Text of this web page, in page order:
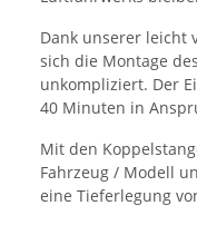
Dank unserer leicht
sich die Montage
unkompliziert. Der
40 Minuten in
Mit den
Fahrzeug / Modell
eine Tieferlegung